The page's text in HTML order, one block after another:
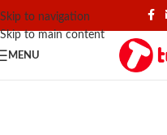
Skip to navigation
Skip to main content
MENU